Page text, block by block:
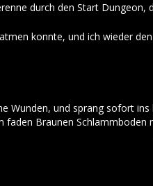
durch den Start
konnte, und ich wieder
Wunden, und sprang sofort
Braunen Schlammboden